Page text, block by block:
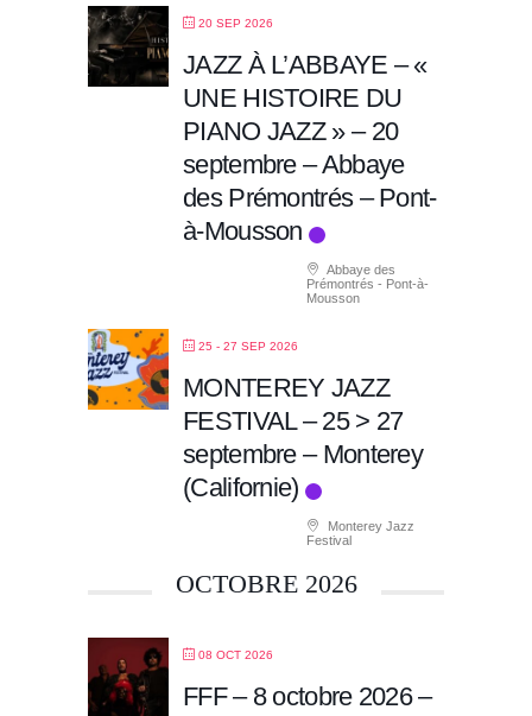
20 SEP 2026
JAZZ À L’ABBAYE – «
UNE HISTOIRE DU
PIANO JAZZ » – 20
septembre – Abbaye
des Prémontrés – Pont-
à-Mousson
Abbaye des
Prémontrés - Pont-à-
Mousson
25 - 27 SEP 2026
MONTEREY JAZZ
FESTIVAL – 25 > 27
septembre – Monterey
(Californie)
Monterey Jazz
Festival
OCTOBRE 2026
08 OCT 2026
FFF – 8 octobre 2026 –